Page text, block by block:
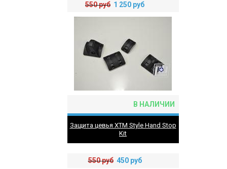
550руб 1 250 руб
В НАЛИЧИИ
Защита цевья XTM Style Hand Stop
Kit
550руб 450 руб